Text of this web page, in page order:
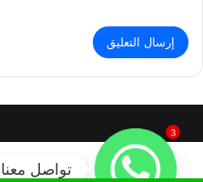
3
تواصل معنا